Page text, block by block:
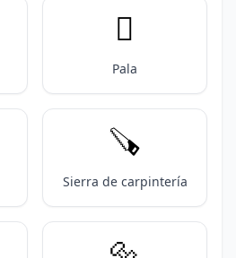
🪏
Pala
🪚
Sierra de carpintería